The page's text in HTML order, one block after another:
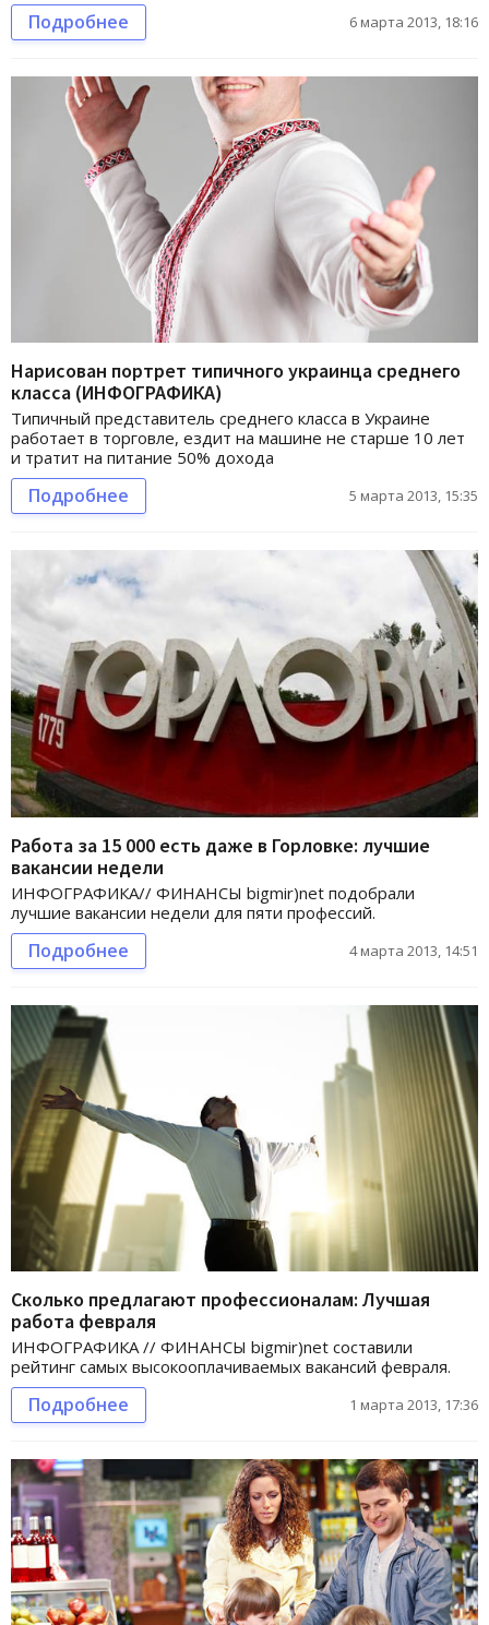
Подробнее 6 марта 2013, 18:16
Нарисован портрет типичного украинца среднего
класса (ИНФОГРАФИКА)
Типичный представитель среднего класса в Украине
работает в торговле, ездит на машине не старше 10 лет
и тратит на питание 50% дохода
Подробнее 5 марта 2013, 15:35
Работа за 15 000 есть даже в Горловке: лучшие
вакансии недели
ИНФОГРАФИКА// ФИНАНСЫ bigmir)net подобрали
лучшие вакансии недели для пяти профессий.
Подробнее 4 марта 2013, 14:51
Сколько предлагают профессионалам: Лучшая
работа февраля
ИНФОГРАФИКА // ФИНАНСЫ bigmir)net составили
рейтинг самых высокооплачиваемых вакансий февраля.
Подробнее 1 марта 2013, 17:36